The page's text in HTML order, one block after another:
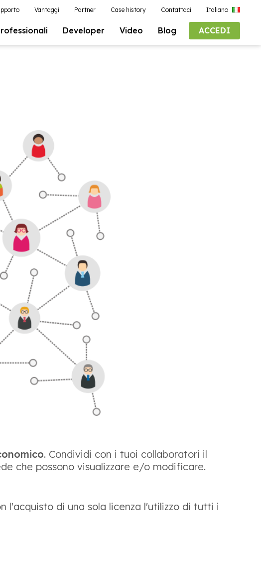
Vantaggi Partner Case history Contattaci Italiano
Developer Video Blog ACCEDI
. Condividi con i tuoi collaboratori il
che possono visualizzare e/o modificare.
l'acquisto di una sola licenza l'utilizzo di tutti i